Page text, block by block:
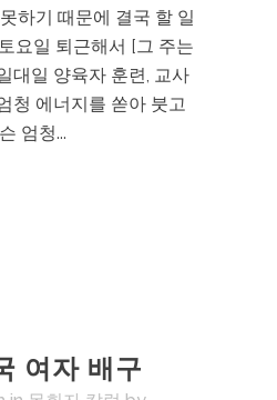
하기 때문에 결국 할 일
요일 퇴근해서 [그 주는
대일 양육자 훈련, 교사
청 에너지를 쏟아 붓고
엄청...
여자 배구